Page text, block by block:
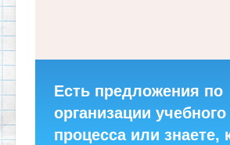
Есть предложения по
организации учебного
процесса или знаете,